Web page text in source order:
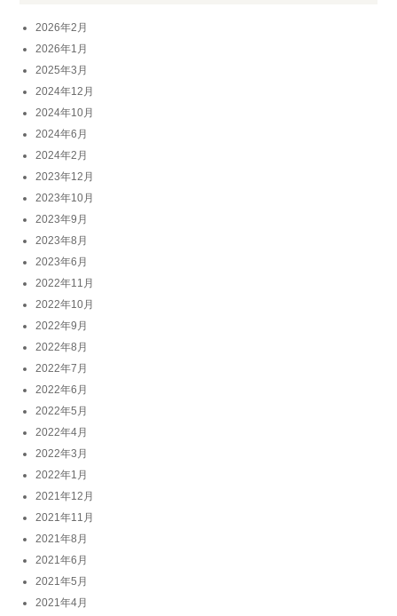
2026年2月
2026年1月
2025年3月
2024年12月
2024年10月
2024年6月
2024年2月
2023年12月
2023年10月
2023年9月
2023年8月
2023年6月
2022年11月
2022年10月
2022年9月
2022年8月
2022年7月
2022年6月
2022年5月
2022年4月
2022年3月
2022年1月
2021年12月
2021年11月
2021年8月
2021年6月
2021年5月
2021年4月